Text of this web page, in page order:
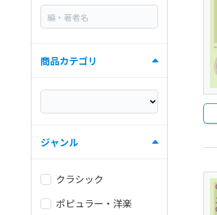
商品カテゴリ
ジャンル
クラシック
ポピュラー・洋楽